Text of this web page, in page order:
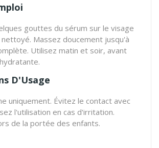
gouttes du sérum sur le visage
Massez doucement jusqu'à
Utilisez matin et soir, avant
D'Usage
uniquement. Évitez le contact avec
l'utilisation en cas d'irritation.
de la portée des enfants.